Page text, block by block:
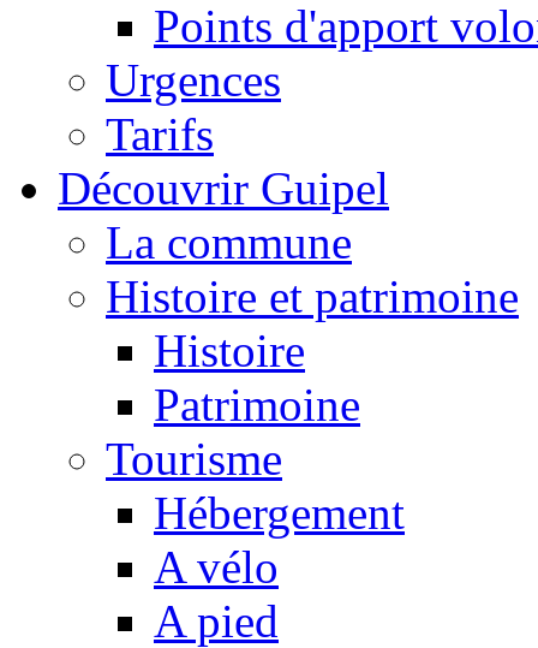
Points d'apport
Urgences
Tarifs
Découvrir Guipel
La commune
Histoire et patrimoine
Histoire
Patrimoine
Tourisme
Hébergement
A vélo
A pied